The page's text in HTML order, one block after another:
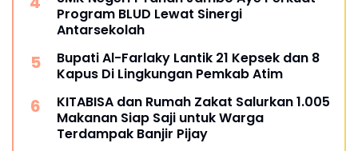
Program BLUD Lewat Sinergi
Antarsekolah
Bupati Al-Farlaky Lantik 21 Kepsek dan 8
Kapus Di Lingkungan Pemkab Atim
KITABISA dan Rumah Zakat Salurkan 1.005
Makanan Siap Saji untuk Warga
Terdampak Banjir Pijay